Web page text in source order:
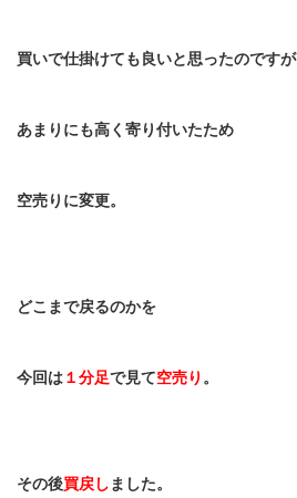
買いで仕掛けても良いと思ったのですが
あまりにも高く寄り付いたため
空売りに変更。
どこまで戻るのかを
今回は１分足で見て空売り 。
その後買戻し ました。